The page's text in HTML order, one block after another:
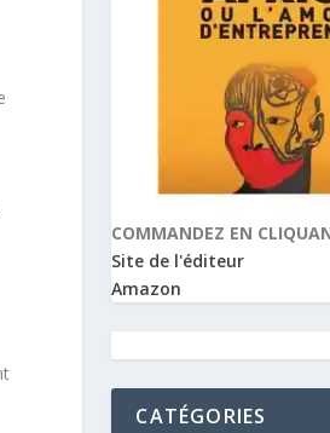
COMMANDEZ EN
Site de l'éditeur
Amazon
CATÉGORIES